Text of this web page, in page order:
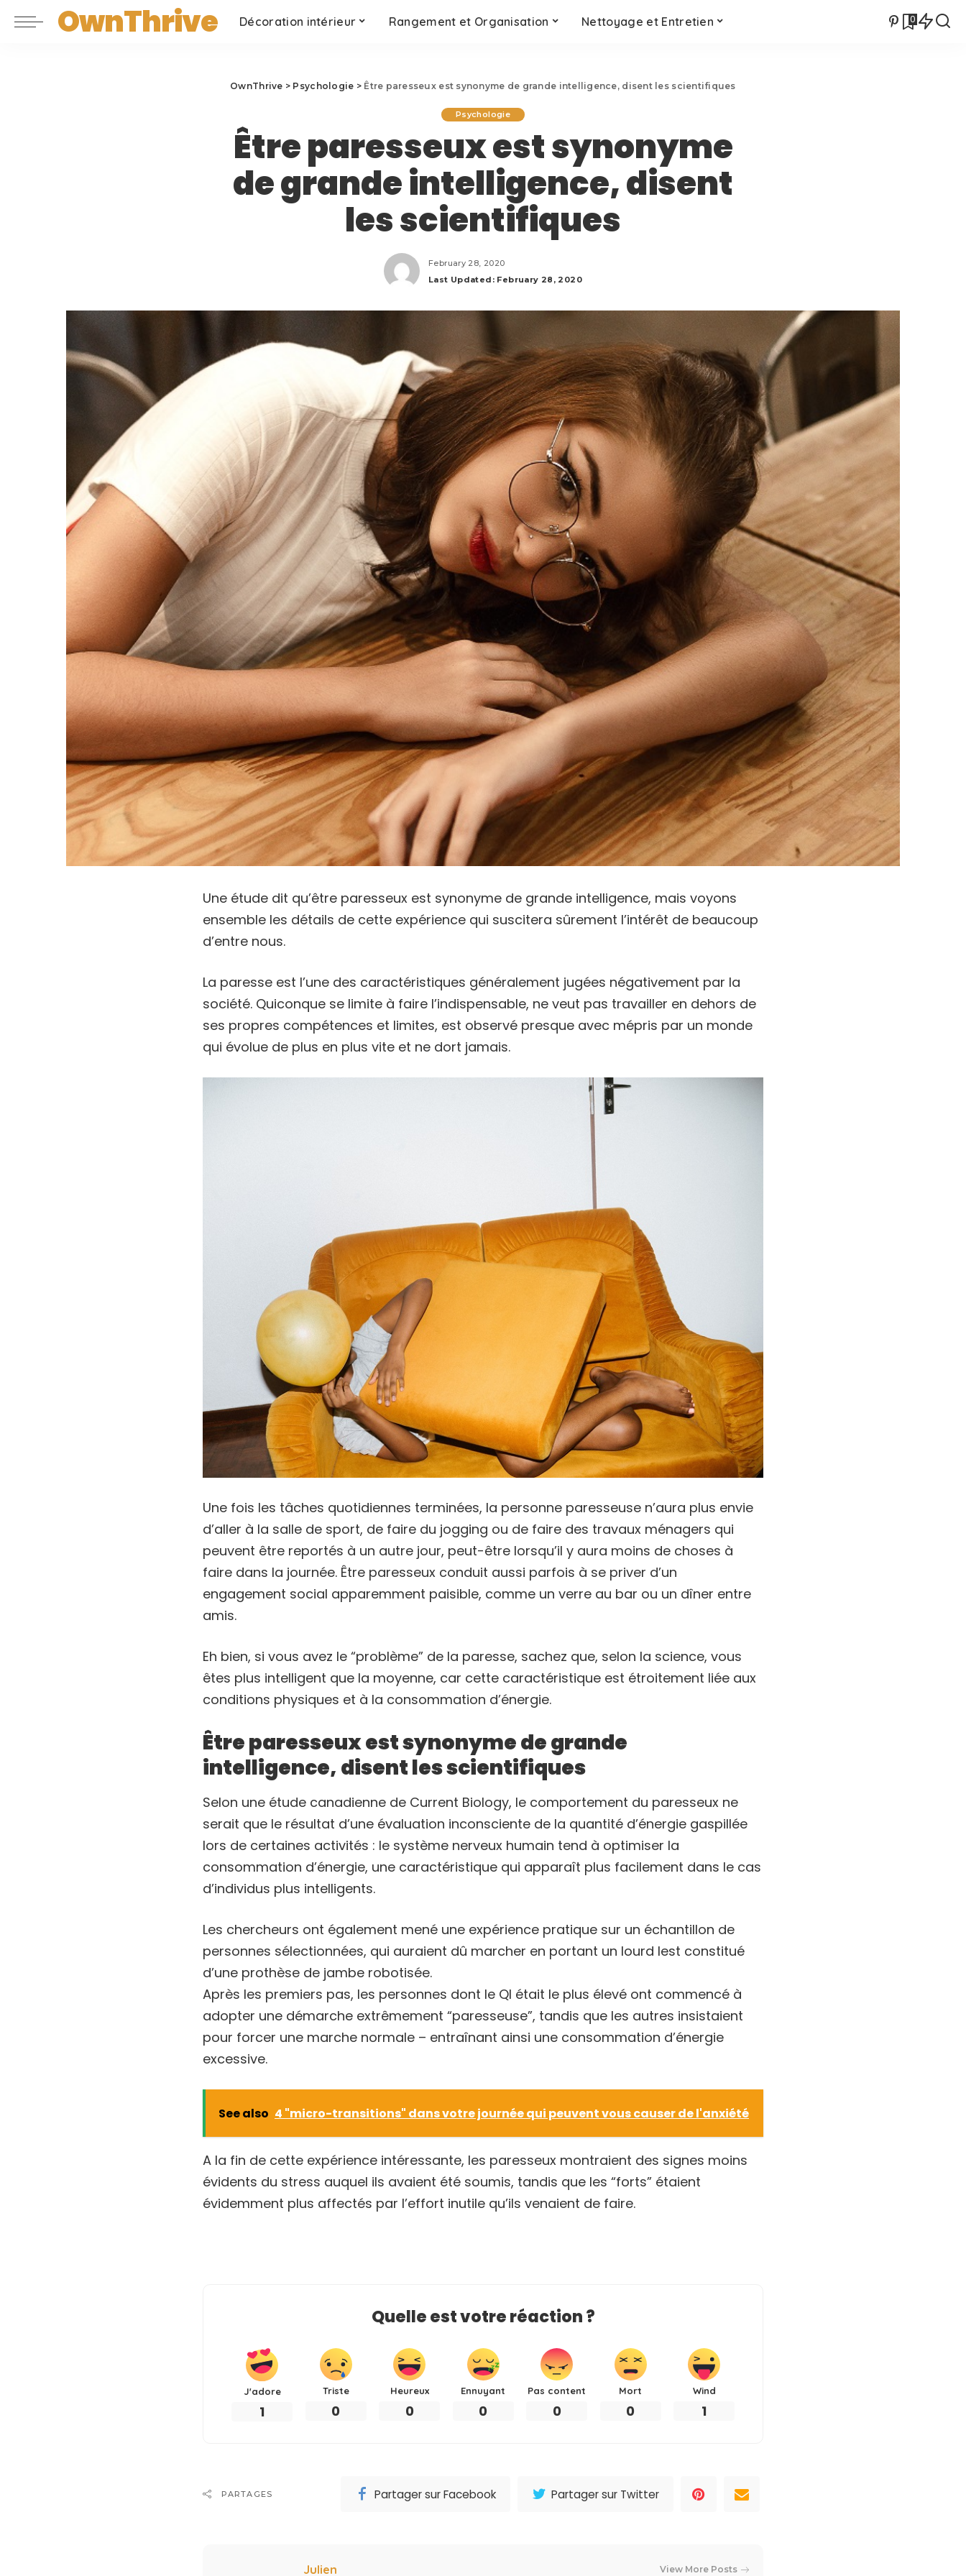
OwnThrive Décoration intérieur Rangement et Organisation Nettoyage et Entretien 0
OwnThrive > Psychologie > Être paresseux est synonyme de grande intelligence, disent les scientifiques
Psychologie
Être paresseux est synonyme
de grande intelligence, disent
les scientifiques
February 28, 2020
Last Updated: February 28, 2020
Une étude dit qu’être paresseux est synonyme de grande intelligence, mais voyons
ensemble les détails de cette expérience qui suscitera sûrement l’intérêt de beaucoup
d’entre nous.
La paresse est l’une des caractéristiques généralement jugées négativement par la
société. Quiconque se limite à faire l’indispensable, ne veut pas travailler en dehors de
ses propres compétences et limites, est observé presque avec mépris par un monde
qui évolue de plus en plus vite et ne dort jamais.
Une fois les tâches quotidiennes terminées, la personne paresseuse n’aura plus envie
d’aller à la salle de sport, de faire du jogging ou de faire des travaux ménagers qui
peuvent être reportés à un autre jour, peut-être lorsqu’il y aura moins de choses à
faire dans la journée. Être paresseux conduit aussi parfois à se priver d’un
engagement social apparemment paisible, comme un verre au bar ou un dîner entre
amis.
Eh bien, si vous avez le “problème” de la paresse, sachez que, selon la science, vous
êtes plus intelligent que la moyenne, car cette caractéristique est étroitement liée aux
conditions physiques et à la consommation d’énergie.
Être paresseux est synonyme de grande
intelligence, disent les scientifiques
Selon une étude canadienne de Current Biology, le comportement du paresseux ne
serait que le résultat d’une évaluation inconsciente de la quantité d’énergie gaspillée
lors de certaines activités : le système nerveux humain tend à optimiser la
consommation d’énergie, une caractéristique qui apparaît plus facilement dans le cas
d’individus plus intelligents.
Les chercheurs ont également mené une expérience pratique sur un échantillon de
personnes sélectionnées, qui auraient dû marcher en portant un lourd lest constitué
d’une prothèse de jambe robotisée.
Après les premiers pas, les personnes dont le QI était le plus élevé ont commencé à
adopter une démarche extrêmement “paresseuse”, tandis que les autres insistaient
pour forcer une marche normale – entraînant ainsi une consommation d’énergie
excessive.
See also 4 "micro-transitions" dans votre journée qui peuvent vous causer de l'anxiété
A la fin de cette expérience intéressante, les paresseux montraient des signes moins
évidents du stress auquel ils avaient été soumis, tandis que les “forts” étaient
évidemment plus affectés par l’effort inutile qu’ils venaient de faire.
Quelle est votre réaction ?
J'adore
1
Triste
0
Heureux
0
Ennuyant
0
Pas content
0
Mort
0
Wind
1
PARTAGES Partager sur Facebook Partager sur Twitter
Julien View More Posts